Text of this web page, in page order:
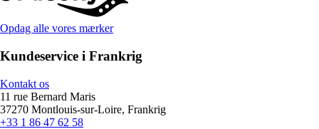
Opdag alle vores mærker
Kundeservice i Frankrig
Kontakt os
11 rue Bernard Maris
37270 Montlouis-sur-Loire, Frankrig
+33 1 86 47 62 58